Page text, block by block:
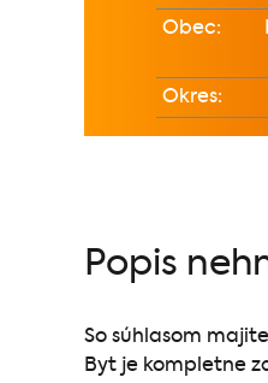
Obec:
Okres:
Popis
So súhlasom
Byt je kompletne